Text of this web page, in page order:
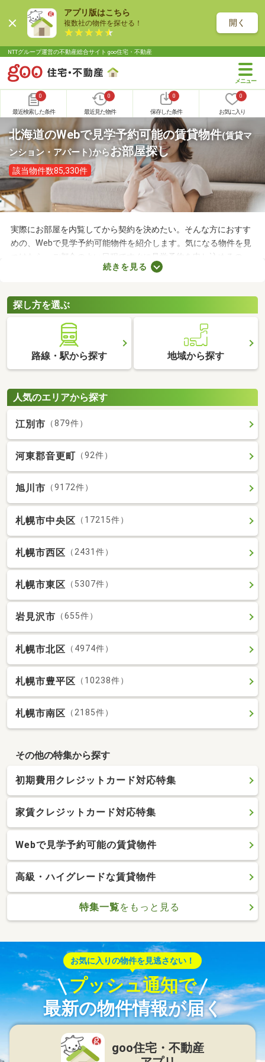
アプリ版はこちら
複数社の物件を探せる！ 開く
NTTグループ運営の不動産総合サイト goo住宅・不動産
0
最近検索した条件
0
最近見た物件
0
保存した条件
0
お気に入り
北海道のWebで見学予約可能の賃貸物件(賃貸マ
ンション・アパート)からお部屋探し
該当物件数85,330件
実際にお部屋を内覧してから契約を決めたい。そんな方におすす
めの、Webで見学予約可能物件を紹介します。気になる物件を見
つけたら、ご都合のよい日程ですぐに見学予約を申し込めるの
で、お部屋探しもスムーズに進みますよ。複数のお部屋を実際に
続きを見る
探し方を選ぶ
路線・駅から探す 地域から探す
人気のエリアから探す
江別市 （879件）
河東郡音更町 （92件）
旭川市 （9172件）
札幌市中央区 （17215件）
札幌市西区 （2431件）
札幌市東区 （5307件）
岩見沢市 （655件）
札幌市北区 （4974件）
札幌市豊平区 （10238件）
札幌市南区 （2185件）
その他の特集から探す
初期費用クレジットカード対応特集
家賃クレジットカード対応特集
Webで見学予約可能の賃貸物件
高級・ハイグレードな賃貸物件
特集一覧をもっと見る
お気に入りの物件を見逃さない！
プッシュ通知で
最新の物件情報が届く
goo住宅・不動産